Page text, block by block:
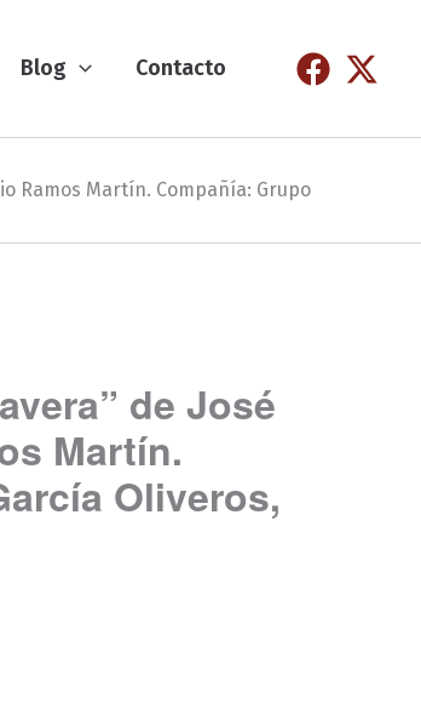
Blog Contacto
Ramos Martín. Compañía: Grupo
de José
Martín.
Oliveros,